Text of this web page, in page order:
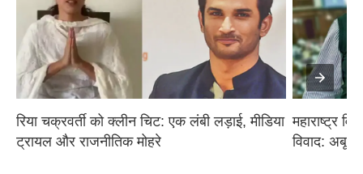
रिया चक्रवर्ती को क्लीन चिट: एक लंबी लड़ाई, मीडिया
ट्रायल और राजनीतिक मोहरे
महाराष्ट्र
विवाद: अबू